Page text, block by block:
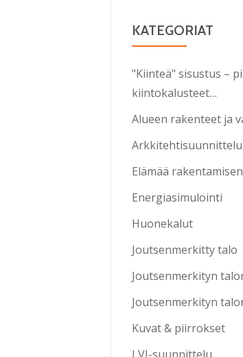
KATEGORIAT
"Kiinteä" sisustus –
kiintokalusteet…
Alueen rakenteet ja
Arkkitehtisuunnittelu
Elämää
Energiasimulointi
Huonekalut
Joutsenmerkitty talo
Joutsenmerkityn
Joutsenmerkityn
Kuvat & piirrokset